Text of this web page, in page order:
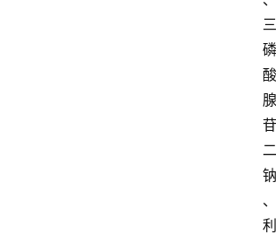
三
磷
酸
腺
苷
二
钠
、
利